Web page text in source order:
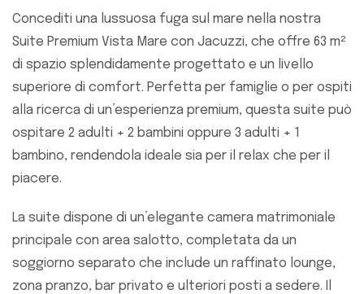
Concediti una lussuosa fuga sul mare nella nostra
Suite Premium Vista Mare con Jacuzzi, che offre 63 m²
di spazio splendidamente progettato e un livello
superiore di comfort. Perfetta per famiglie o per ospiti
alla ricerca di un’esperienza premium, questa suite può
ospitare 2 adulti + 2 bambini oppure 3 adulti + 1
bambino, rendendola ideale sia per il relax che per il
piacere.
La suite dispone di un’elegante camera matrimoniale
principale con area salotto, completata da un
soggiorno separato che include un raffinato lounge,
zona pranzo, bar privato e ulteriori posti a sedere. Il